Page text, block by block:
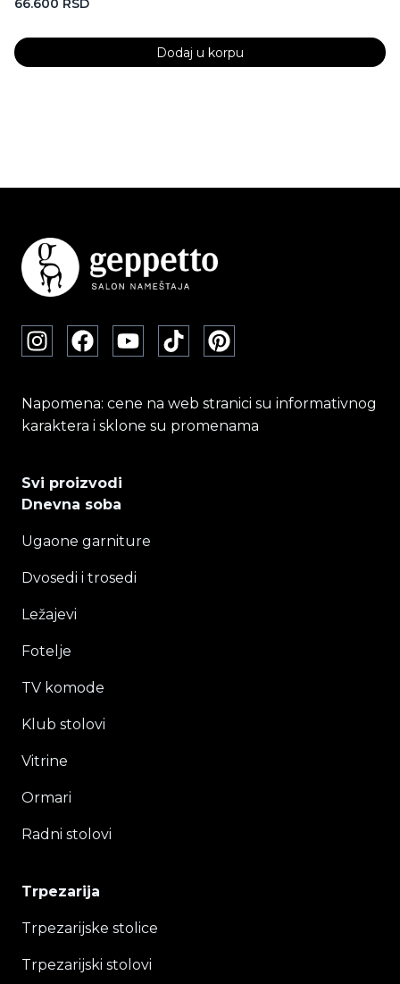
66.600 RSD
Dodaj u korpu
Napomena: cene na web stranici su informativnog
karaktera i sklone su promenama
Svi proizvodi
Dnevna soba
Ugaone garniture
Dvosedi i trosedi
Ležajevi
Fotelje
TV komode
Klub stolovi
Vitrine
Ormari
Radni stolovi
Trpezarija
Trpezarijske stolice
Trpezarijski stolovi